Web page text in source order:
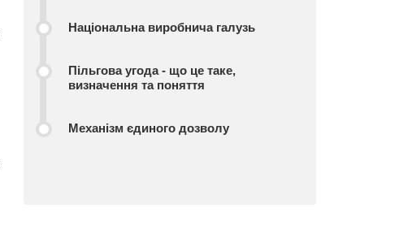
Національна виробнича галузь
Пільгова угода - що це таке,
визначення та поняття
Механізм єдиного дозволу